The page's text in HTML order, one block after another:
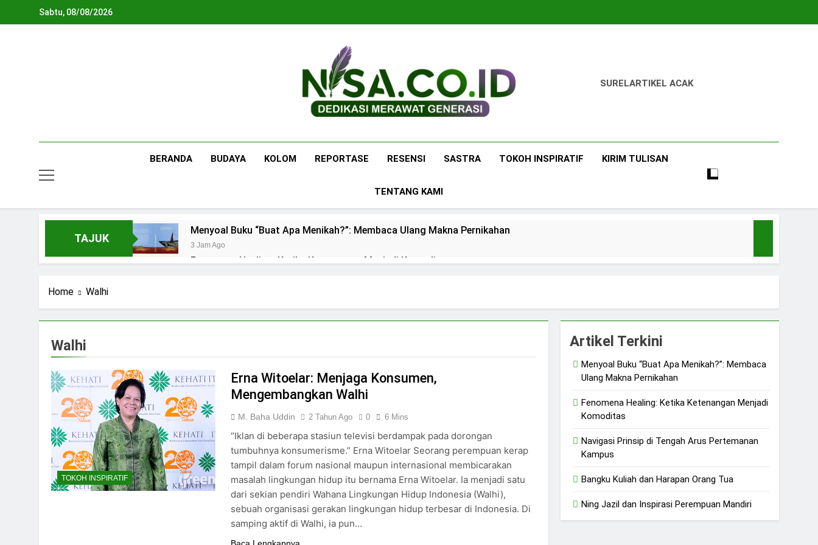
Sabtu, 08/08/2026
Nisa.co.id
SURELARTIKEL ACAK
BERANDA BUDAYA KOLOM REPORTASE RESENSI SASTRA TOKOH INSPIRATIF KIRIM TULISAN
TENTANG KAMI
TAJUK
Menyoal Buku “Buat Apa Menikah?”: Membaca Ulang Makna Pernikahan
3 Jam Ago
Fenomena Healing: Ketika Ketenangan Menjadi Komoditas
Ning Jazil dan Inspirasi Perempuan Mandiri Pujian, Tuntutan, dan Ketangguhan Perempuan
Home Walhi
Walhi
TOKOH INSPIRATIF
Erna Witoelar: Menjaga Konsumen,
Mengembangkan Walhi
M. Baha Uddin 2 Tahun Ago 0 6 Mins
“Iklan di beberapa stasiun televisi berdampak pada dorongan
tumbuhnya konsumerisme.” Erna Witoelar Seorang perempuan kerap
tampil dalam forum nasional maupun internasional membicarakan
masalah lingkungan hidup itu bernama Erna Witoelar. Ia menjadi satu
dari sekian pendiri Wahana Lingkungan Hidup Indonesia (Walhi),
sebuah organisasi gerakan lingkungan hidup terbesar di Indonesia. Di
samping aktif di Walhi, ia pun…
Baca Lengkapnya
Artikel Terkini
Menyoal Buku “Buat Apa Menikah?”: Membaca
Ulang Makna Pernikahan
Fenomena Healing: Ketika Ketenangan Menjadi
Komoditas
Navigasi Prinsip di Tengah Arus Pertemanan
Kampus
Bangku Kuliah dan Harapan Orang Tua
Ning Jazil dan Inspirasi Perempuan Mandiri